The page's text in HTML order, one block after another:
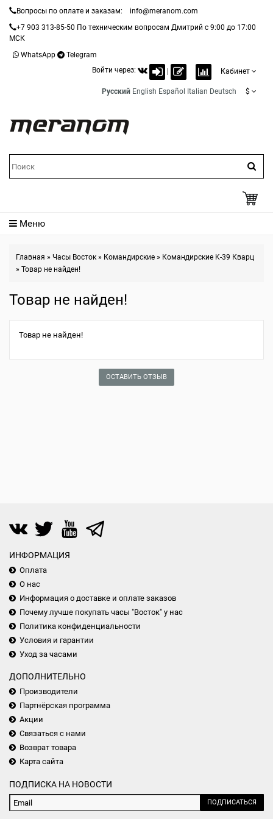
Вопросы по оплате и заказам:
info@meranom.com
+7 903 313-85-50 По техническим вопросам Дмитрий с 9:00 до 17:00
МСК
WhatsApp
Telegram
Войти через:
Кабинет
Русский English Español Italian Deutsch $
Меню
Главная » Часы Восток » Командирские » Командирские K-39 Кварц
» Товар не найден!
Товар не найден!
Товар не найден!
ОСТАВИТЬ ОТЗЫВ
ИНФОРМАЦИЯ
Оплата
О нас
Информация о доставке и оплате заказов
Почему лучше покупать часы "Восток" у нас
Политика конфиденциальности
Условия и гарантии
Уход за часами
ДОПОЛНИТЕЛЬНО
Производители
Партнёрская программа
Акции
Связаться с нами
Возврат товара
Карта сайта
ПОДПИСКА НА НОВОСТИ
ПОДПИСАТЬСЯ